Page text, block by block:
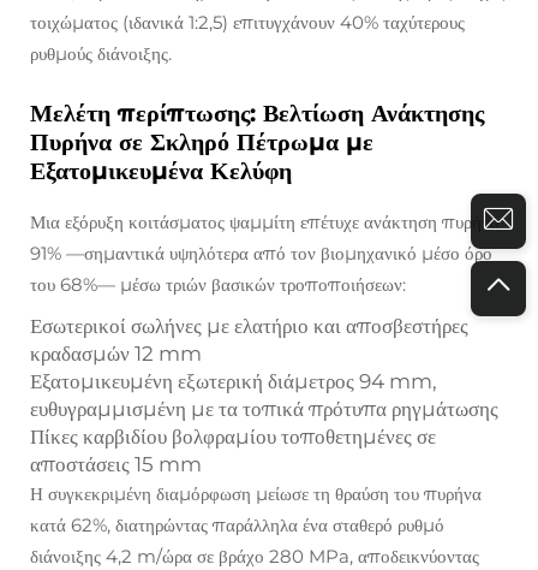
τοιχώματος (ιδανικά 1:2,5) επιτυγχάνουν 40% ταχύτερους
ρυθμούς διάνοιξης.
Μελέτη περίπτωσης: Βελτίωση Ανάκτησης
Πυρήνα σε Σκληρό Πέτρωμα με
Εξατομικευμένα Κελύφη
Μια εξόρυξη κοιτάσματος ψαμμίτη επέτυχε ανάκτηση πυρήνα
91% —σημαντικά υψηλότερα από τον βιομηχανικό μέσο όρο
του 68%— μέσω τριών βασικών τροποποιήσεων:
Εσωτερικοί σωλήνες με ελατήριο και αποσβεστήρες
κραδασμών 12 mm
Εξατομικευμένη εξωτερική διάμετρος 94 mm,
ευθυγραμμισμένη με τα τοπικά πρότυπα ρηγμάτωσης
Πίκες καρβιδίου βολφραμίου τοποθετημένες σε
αποστάσεις 15 mm
Η συγκεκριμένη διαμόρφωση μείωσε τη θραύση του πυρήνα
κατά 62%, διατηρώντας παράλληλα ένα σταθερό ρυθμό
διάνοιξης 4,2 m/ώρα σε βράχο 280 MPa, αποδεικνύοντας